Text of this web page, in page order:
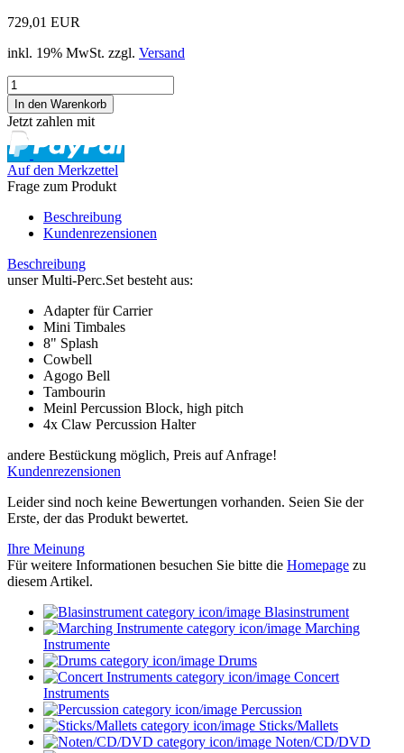
729,01 EUR
inkl. 19% MwSt. zzgl. Versand
Jetzt zahlen mit
Auf den Merkzettel
Frage zum Produkt
Beschreibung
Kundenrezensionen
Beschreibung
unser Multi-Perc.Set besteht aus:
Adapter für Carrier
Mini Timbales
8" Splash
Cowbell
Agogo Bell
Tambourin
Meinl Percussion Block, high pitch
4x Claw Percussion Halter
andere Bestückung möglich, Preis auf Anfrage!
Kundenrezensionen
Leider sind noch keine Bewertungen vorhanden. Seien Sie der
Erste, der das Produkt bewertet.
Ihre Meinung
Für weitere Informationen besuchen Sie bitte die Homepage zu
diesem Artikel.
Blasinstrument
Marching
Instrumente
Drums
Concert
Instruments
Percussion
Sticks/Mallets
Noten/CD/DVD